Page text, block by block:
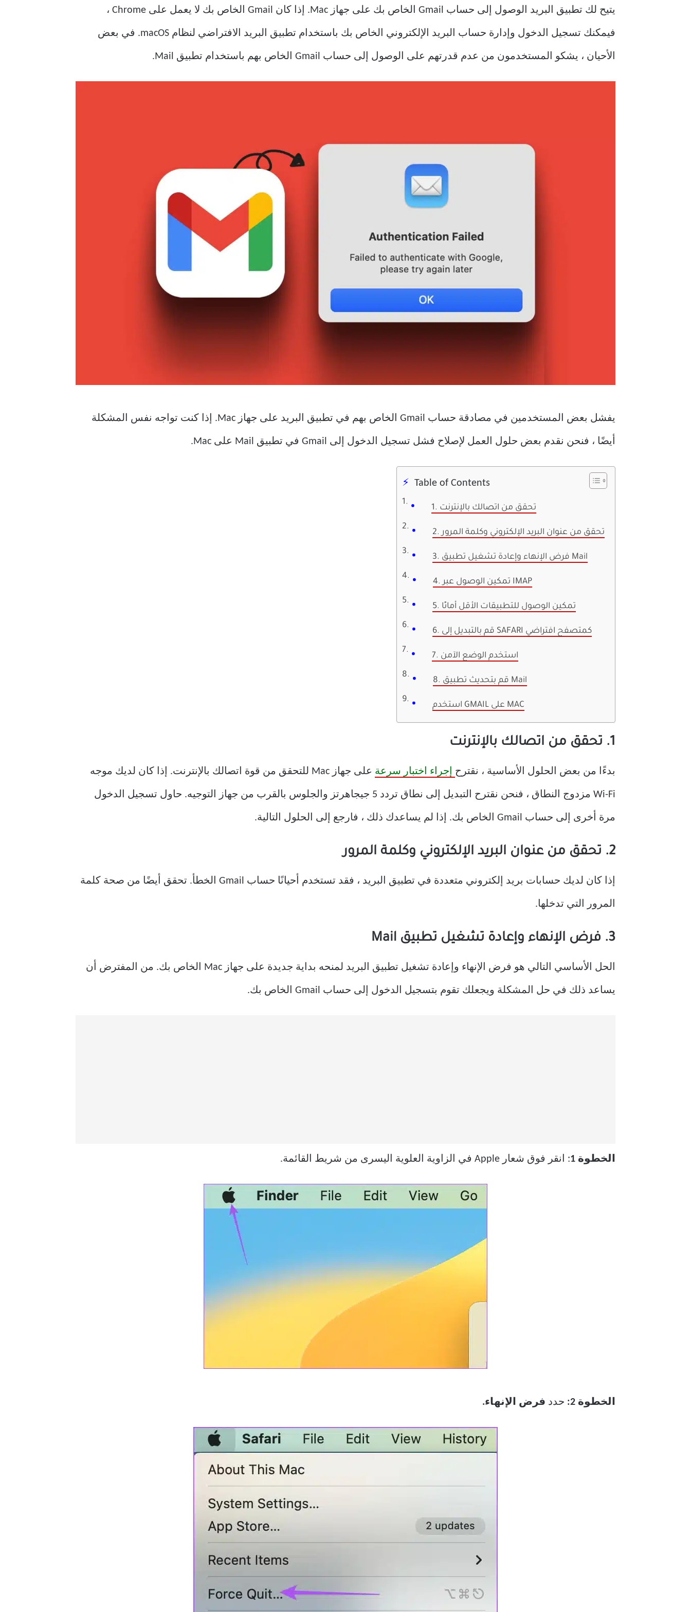
يتيح لك تطبيق البريد الوصول إلى حساب Gmail الخاص بك على جهاز Mac. إذا كان Gmail الخاص بك لا يعمل على Chrome ،
فيمكنك تسجيل الدخول وإدارة حساب البريد الإلكتروني الخاص بك باستخدام تطبيق البريد الافتراضي لنظام macOS. في بعض
الأحيان ، يشكو المستخدمون من عدم قدرتهم على الوصول إلى حساب Gmail الخاص بهم باستخدام تطبيق Mail.
يفشل بعض المستخدمين في مصادقة حساب Gmail الخاص بهم في تطبيق البريد على جهاز Mac. إذا كنت تواجه نفس المشكلة
أيضًا ، فنحن نقدم بعض حلول العمل لإصلاح فشل تسجيل الدخول إلى Gmail في تطبيق Mail على Mac.
Table of Contents
1. تحقق من اتصالك بالإنترنت
2. تحقق من عنوان البريد الإلكتروني وكلمة المرور
3. فرض الإنهاء وإعادة تشغيل تطبيق Mail
4. تمكين الوصول عبر IMAP
5. تمكين الوصول للتطبيقات الأقل أمانًا
6. قم بالتبديل إلى SAFARI كمتصفح افتراضي
7. استخدم الوضع الآمن
8. قم بتحديث تطبيق Mail
استخدم GMAIL على MAC
1. تحقق من اتصالك بالإنترنت
بدءًا من بعض الحلول الأساسية ، نقترح إجراء اختبار سرعة على جهاز Mac للتحقق من قوة اتصالك بالإنترنت. إذا كان لديك موجه
Wi-Fi مزدوج النطاق ، فنحن نقترح التبديل إلى نطاق تردد 5 جيجاهرتز والجلوس بالقرب من جهاز التوجيه. حاول تسجيل الدخول
مرة أخرى إلى حساب Gmail الخاص بك. إذا لم يساعدك ذلك ، فارجع إلى الحلول التالية.
2. تحقق من عنوان البريد الإلكتروني وكلمة المرور
إذا كان لديك حسابات بريد إلكتروني متعددة في تطبيق البريد ، فقد تستخدم أحيانًا حساب Gmail الخطأ. تحقق أيضًا من صحة كلمة
المرور التي تدخلها.
3. فرض الإنهاء وإعادة تشغيل تطبيق Mail
الحل الأساسي التالي هو فرض الإنهاء وإعادة تشغيل تطبيق البريد لمنحه بداية جديدة على جهاز Mac الخاص بك. من المفترض أن
يساعد ذلك في حل المشكلة ويجعلك تقوم بتسجيل الدخول إلى حساب Gmail الخاص بك.
الخطوة 1 : انقر فوق شعار Apple في الزاوية العلوية اليسرى من شريط القائمة.
الخطوة 2: حدد فرض الإنهاء.